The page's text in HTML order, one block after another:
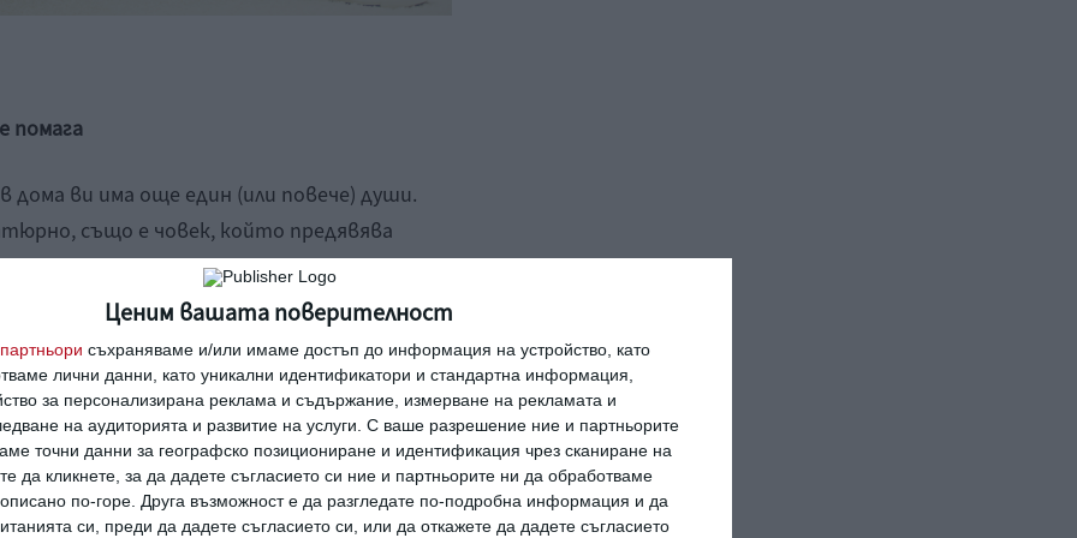
Ценим вашата поверителност
партньори съхраняваме и/или имаме достъп до информация на устройство, като
лични данни, като уникални идентификатори и стандартна информация,
за персонализирана реклама и съдържание, измерване на рекламата и
на аудиторията и развитие на услуги. С ваше разрешение ние и партньорите
точни данни за географско позициониране и идентификация чрез сканиране на
да кликнете, за да дадете съгласието си ние и партньорите ни да обработваме
описано по-горе. Друга възможност е да разгледате по-подробна информация и да
си, преди да дадете съгласието си, или да откажете да дадете съгласието
помага
дома ви има още един (или повече) души.
също e човек, който предявява
време.
са непременно негативни. Но не бива и да
преди. Така акцентирате върху
да позитивните неща. Приемете
по-бързо.
се